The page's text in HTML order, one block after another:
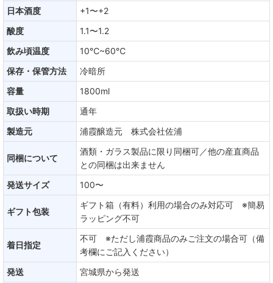
日本酒度
+1〜+2
酸度
1.1〜1.2
飲み頃温度
10℃~60℃
保存・保管方法
冷暗所
容量
1800ml
取扱い時期
通年
製造元
浦霞醸造元 株式会社佐浦
同梱について
酒類・ガラス製品に限り同梱可／他の産直商品
との同梱は出来ません
発送サイズ
100〜
ギフト包装
ギフト箱（有料）利用の場合のみ対応可 ※簡易
ラッピング不可
着日指定
不可 ※ただし浦霞商品のみご注文の場合可（備
考欄にご記入ください）
発送
宮城県から発送